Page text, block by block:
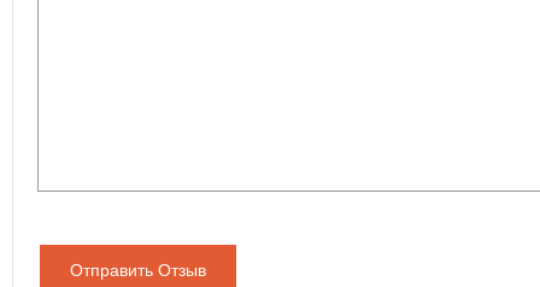
Отправить Отзыв